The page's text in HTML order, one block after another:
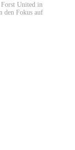
United in
den Fokus auf